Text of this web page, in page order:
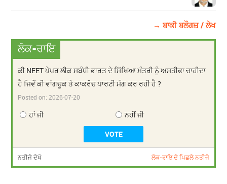
→ ਬਾਕੀ ਬਲੌਗਜ਼ / ਲੇਖ
ਲੋਕ-ਰਾਇ
ਕੀ NEET ਪੇਪਰ ਲੀਕ ਸਬੰਧੀ ਭਾਰਤ ਦੇ ਸਿੱਖਿਆ ਮੰਤਰੀ ਨੂੰ ਅਸਤੀਫਾ ਚਾਹੀਦਾ
ਹੈ ਜਿਵੇਂ ਕੀ ਵਾਂਗਚੂਕ ਤੇ ਕਾਕਰੋਚ ਪਾਰਟੀ ਮੰਗ ਕਰ ਰਹੀ ਹੈ ?
Posted on:2026-07-20
ਹਾਂ ਜੀ ਨਹੀਂ ਜੀ
ਨਤੀਜੇ ਦੇਖੋ ਲੋਕ-ਰਾਇ ਦੇ ਪਿਛਲੇ ਨਤੀਜੇ